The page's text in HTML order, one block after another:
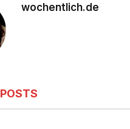
wochentlich.de
POSTS